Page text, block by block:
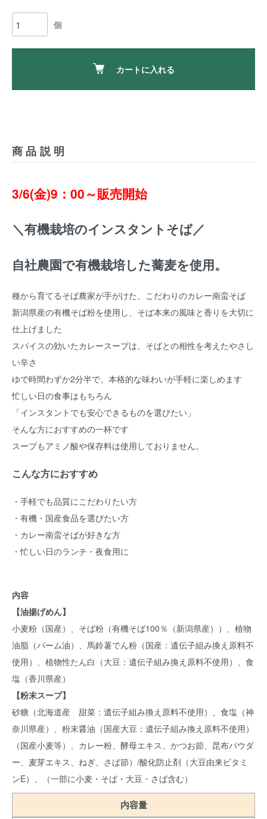
個
カートに入れる
商品説明
3/6(金)9：00～販売開始
＼有機栽培のインスタントそば／
自社農園で有機栽培した蕎麦を使用。
種から育てるそば農家が手がけた、こだわりのカレー南蛮そば
新潟県産の有機そば粉を使用し、そば本来の風味と香りを大切に
仕上げました
スパイスの効いたカレースープは、そばとの相性を考えたやさし
い辛さ
ゆで時間わずか2分半で、本格的な味わいが手軽に楽しめます
忙しい日の食事はもちろん
「インスタントでも安心できるものを選びたい」
そんな方におすすめの一杯です
スープもアミノ酸や保存料は使用しておりません。
こんな方におすすめ
・手軽でも品質にこだわりたい方
・有機・国産食品を選びたい方
・カレー南蛮そばが好きな方
・忙しい日のランチ・夜食用に
内容
【油揚げめん】
小麦粉（国産）、そば粉（有機そば100％（新潟県産））、植物
油脂（パーム油）、馬鈴薯でん粉（国産：遺伝子組み換え原料不
使用）、植物性たん白（大豆：遺伝子組み換え原料不使用）、食
塩（香川県産）
【粉末スープ】
砂糖（北海道産 甜菜：遺伝子組み換え原料不使用）、食塩（神
奈川県産）、粉末醤油（国産大豆：遺伝子組み換え原料不使用）
（国産小麦等）、カレー粉、酵母エキス、かつお節、昆布パウダ
ー、麦芽エキス、ねぎ、さば節）/酸化防止剤（大豆由来ビタミ
ンE）、（一部に小麦・そば・大豆・さば含む）
内容量